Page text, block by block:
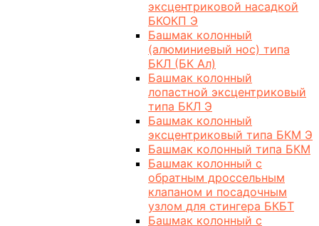
эксцентриковой насадкой
БКОКП Э
Башмак колонный
(алюминиевый нос) типа
БКЛ (БК Ал)
Башмак колонный
лопастной эксцентриковый
типа БКЛ Э
Башмак колонный
эксцентриковый типа БКМ Э
Башмак колонный типа БКМ
Башмак колонный с
обратным дроссельным
клапаном и посадочным
узлом для стингера БКБТ
Башмак колонный с